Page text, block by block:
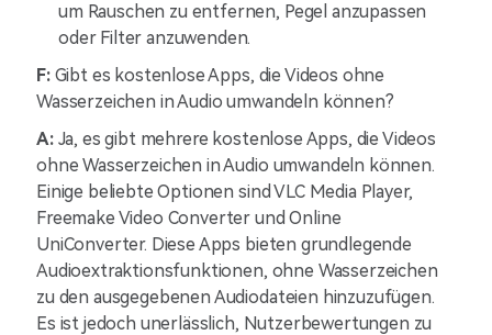
um Rauschen zu entfernen, Pegel anzupassen
oder Filter anzuwenden.
F:Gibt es kostenlose Apps, die Videos ohne
Wasserzeichen in Audio umwandeln können?
A:Ja, es gibt mehrere kostenlose Apps, die Videos
ohne Wasserzeichen in Audio umwandeln können.
Einige beliebte Optionen sind VLC Media Player,
Freemake Video Converter und Online
UniConverter. Diese Apps bieten grundlegende
Audioextraktionsfunktionen, ohne Wasserzeichen
zu den ausgegebenen Audiodateien hinzuzufügen.
Es ist jedoch unerlässlich, Nutzerbewertungen zu